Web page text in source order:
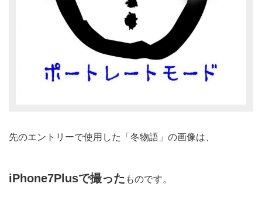
先のエントリーで使用した「冬物語」の画像は、
iPhone7Plusで撮った ものです。